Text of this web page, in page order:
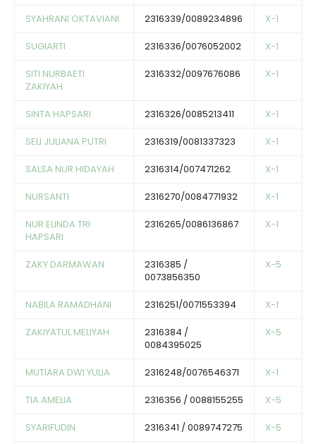
SYAHRANI OKTAVIANI 2316339/0089234896 X-1
SUGIARTI 2316336/0076052002 X-1
SITI NURBAETI
ZAKIYAH
2316332/0097676086 X-1
SINTA HAPSARI 2316326/0085213411 X-1
SELI JULIANA PUTRI 2316319/0081337323 X-1
SALSA NUR HIDAYAH 2316314/007471262 X-1
NURSANTI 2316270/0084771932 X-1
NUR ELINDA TRI
HAPSARI
2316265/0086136867 X-1
ZAKY DARMAWAN
2316385 /
0073856350
X-5
NABILA RAMADHANI 2316251/0071553394 X-1
ZAKIYATUL MELIYAH
2316384 /
0084395025
X-5
MUTIARA DWI YULIA 2316248/0076546371 X-1
TIA AMELIA 2316356 / 0088155255 X-5
SYARIFUDIN 2316341 / 0089747275 X-5